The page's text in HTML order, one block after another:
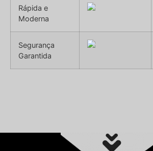
Rápida e
Moderna
Segurança
Garantida